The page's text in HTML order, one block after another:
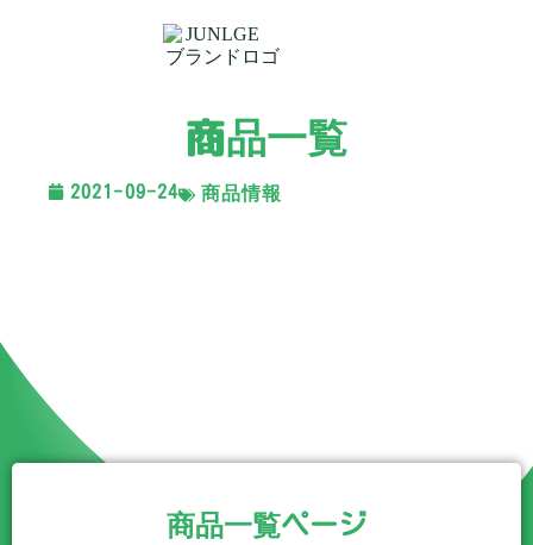
商品一覧
2021-09-24 商品情報
商品一覧ページ